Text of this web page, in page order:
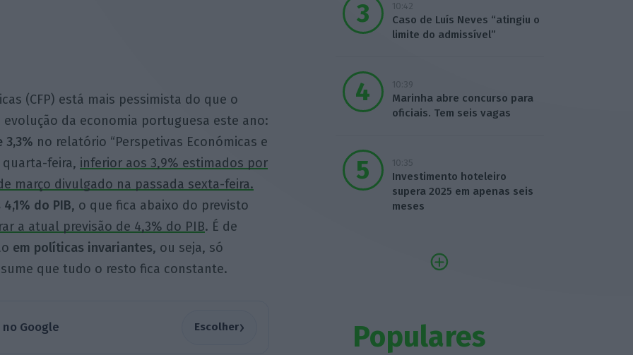
(CFP) está mais pessimista do que o
da economia portuguesa este ano:
3,3% no relatório “Perspetivas Económicas e
quarta-feira, inferior aos 3,9% estimados por
março divulgado na passada sexta-feira.
do PIB, o que fica abaixo do previsto
a atual previsão de 4,3% do PIB. É de
em políticas invariantes, ou seja, só
que tudo o resto fica constante.
Google Escolher›
10:42
Caso de Luís Neves “atingiu o
limite do admissível”
10:39
Marinha abre concurso para
oficiais. Tem seis vagas
10:35
Investimento hoteleiro
supera 2025 em apenas seis
meses
Populares